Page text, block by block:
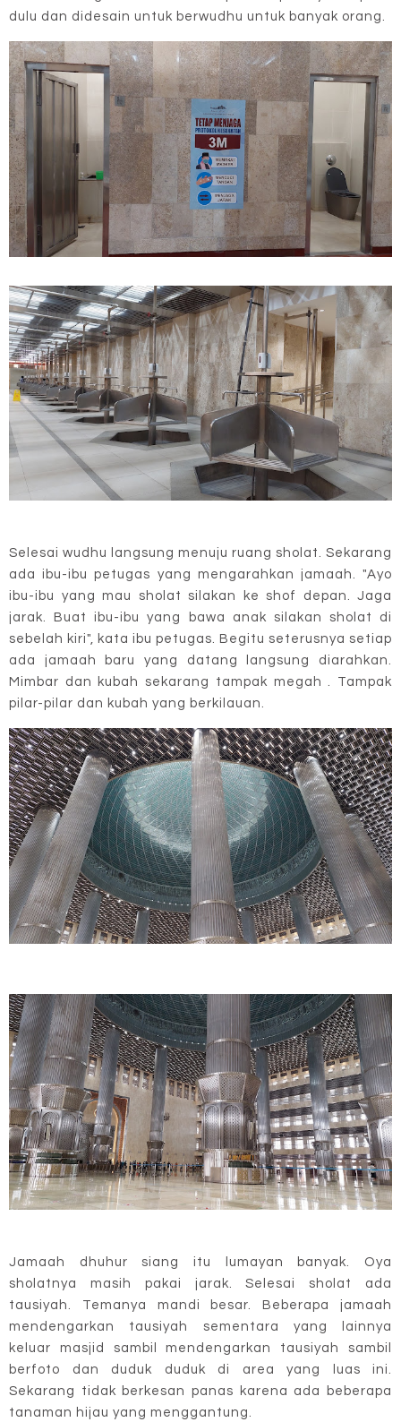
dulu dan didesain untuk berwudhu untuk banyak orang.
Selesai wudhu langsung menuju ruang sholat. Sekarang
ada ibu-ibu petugas yang mengarahkan jamaah. "Ayo
ibu-ibu yang mau sholat silakan ke shof depan. Jaga
jarak. Buat ibu-ibu yang bawa anak silakan sholat di
sebelah kiri", kata ibu petugas. Begitu seterusnya setiap
ada jamaah baru yang datang langsung diarahkan.
Mimbar dan kubah sekarang tampak megah . Tampak
pilar-pilar dan kubah yang berkilauan.
Jamaah dhuhur siang itu lumayan banyak. Oya
sholatnya masih pakai jarak. Selesai sholat ada
tausiyah. Temanya mandi besar. Beberapa jamaah
mendengarkan tausiyah sementara yang lainnya
keluar masjid sambil mendengarkan tausiyah sambil
berfoto dan duduk duduk di area yang luas ini.
Sekarang tidak berkesan panas karena ada beberapa
tanaman hijau yang menggantung.